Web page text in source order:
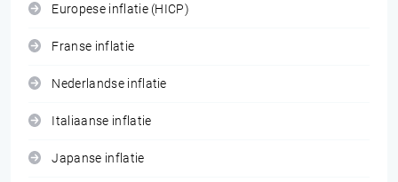
Europese inflatie (HICP)
Franse inflatie
Nederlandse inflatie
Italiaanse inflatie
Japanse inflatie